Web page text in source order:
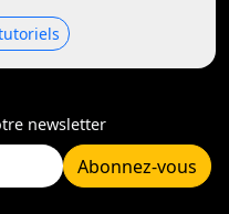
newsletter
Abonnez-vous